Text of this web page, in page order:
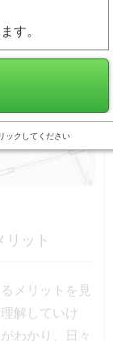
ット
メリットを見
解していけ
わかり、日々
す。
ックしてください